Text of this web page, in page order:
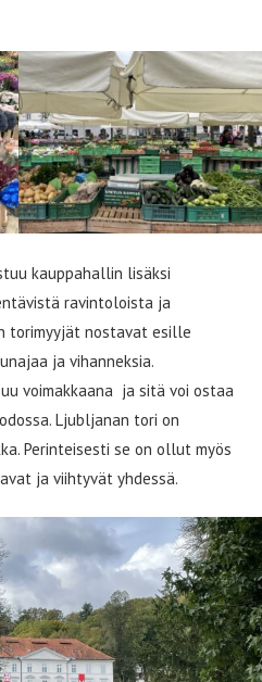
kauppahallin lisäksi
ravintoloista ja
torimyyjät nostavat esille
ja vihanneksia.
voimakkaana ja sitä voi ostaa
Ljubljanan tori on
Perinteisesti se on ollut myös
ja viihtyvät yhdessä.